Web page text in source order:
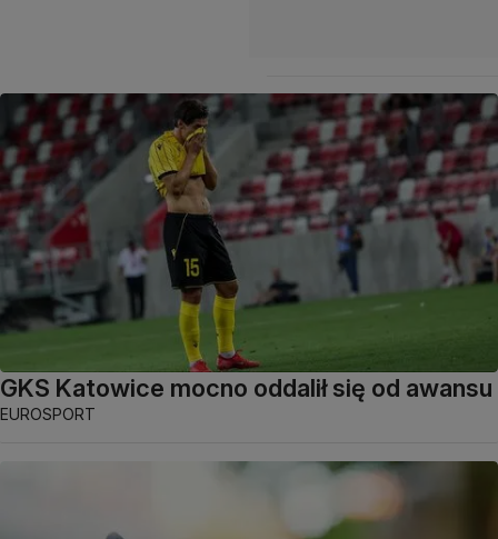
GKS Katowice mocno oddalił się od awansu
EUROSPORT